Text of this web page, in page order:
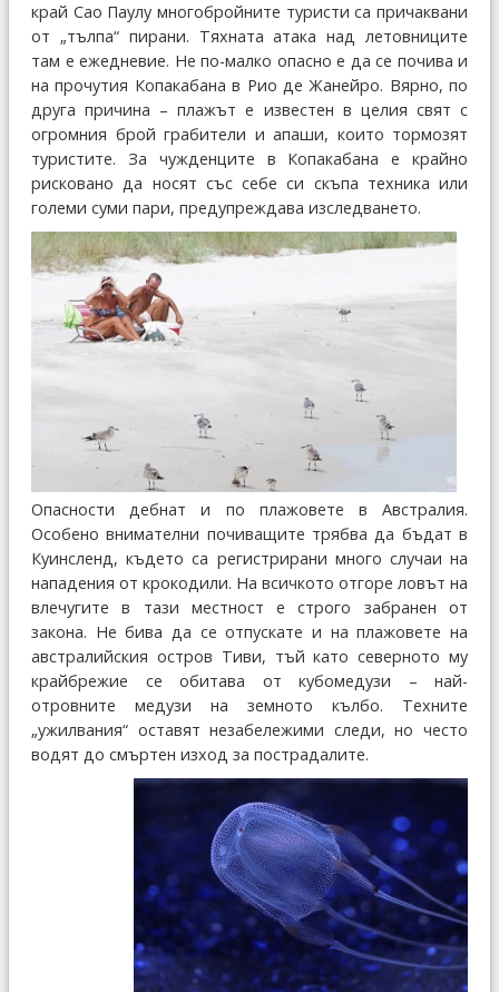
край Сао Паулу многобройните туристи са причаквани
от „тълпа“ пирани. Тяхната атака над летовниците
там е ежедневие. Не по-малко опасно е да се почива и
на прочутия Копакабана в Рио де Жанейро. Вярно, по
друга причина – плажът е известен в целия свят с
огромния брой грабители и апаши, които тормозят
туристите. За чужденците в Копакабана е крайно
рисковано да носят със себе си скъпа техника или
големи суми пари, предупреждава изследването.
Опасности дебнат и по плажовете в Австралия.
Особено внимателни почиващите трябва да бъдат в
Куинсленд, където са регистрирани много случаи на
нападения от крокодили. На всичкото отгоре ловът на
влечугите в тази местност е строго забранен от
закона. Не бива да се отпускате и на плажовете на
австралийския остров Тиви, тъй като северното му
крайбрежие се обитава от кубомедузи – най-
отровните медузи на земното кълбо. Техните
„ужилвания“ оставят незабележими следи, но често
водят до смъртен изход за пострадалите.